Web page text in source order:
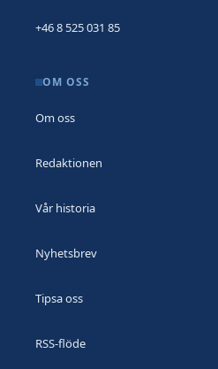
+46 8 525 031 85
OM OSS
Om oss
Redaktionen
Vår historia
Nyhetsbrev
Tipsa oss
RSS-flöde